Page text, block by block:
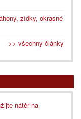
zídky, okrasné
>> všechny články
nátěr na